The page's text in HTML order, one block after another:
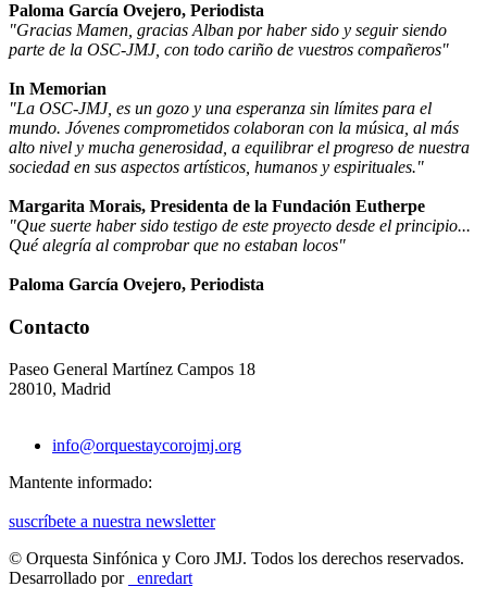
Paloma García Ovejero, Periodista
"Gracias Mamen, gracias Alban por haber sido y seguir siendo
parte de la OSC-JMJ, con todo cariño de vuestros compañeros"
In Memorian
"La OSC-JMJ, es un gozo y una esperanza sin límites para el
mundo. Jóvenes comprometidos colaboran con la música, al más
alto nivel y mucha generosidad, a equilibrar el progreso de nuestra
sociedad en sus aspectos artísticos, humanos y espirituales."
Margarita Morais, Presidenta de la Fundación Eutherpe
"Que suerte haber sido testigo de este proyecto desde el principio...
Qué alegría al comprobar que no estaban locos"
Paloma García Ovejero, Periodista
Contacto
Paseo General Martínez Campos 18
28010, Madrid
info@orquestaycorojmj.org
Mantente informado:
suscríbete a nuestra newsletter
© Orquesta Sinfónica y Coro JMJ. Todos los derechos reservados.
Desarrollado por
_enredart